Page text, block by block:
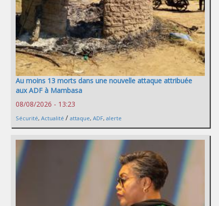
Au moins 13 morts dans une nouvelle attaque attribuée
aux ADF à Mambasa
08/08/2026 - 13:23
Sécurité, Actualité / attaque, ADF, alerte